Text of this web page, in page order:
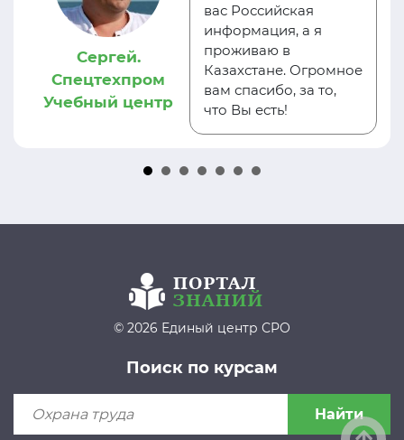
Сергей.
Спецтехпром
Учебный центр
вас Российская
информация, а я
проживаю в
Казахстане. Огромное
вам спасибо, за то,
что Вы есть!
© 2026 Единый центр СРО
Поиск по курсам
Найти